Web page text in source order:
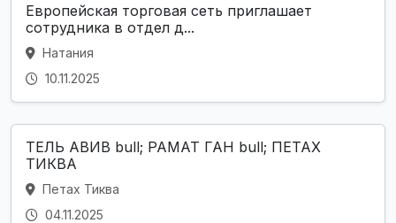
Европейская торговая сеть приглашает
сотрудника в отдел д...
Натания
10.11.2025
ТЕЛЬ АВИВ bull; РАМАТ ГАН bull; ПЕТАХ
ТИКВА
Петах Тиква
04.11.2025